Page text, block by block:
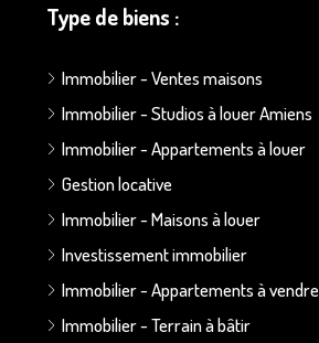
Type de biens :
Immobilier - Ventes maisons
Immobilier - Studios à louer Amiens
Immobilier - Appartements à louer
Gestion locative
Immobilier - Maisons à louer
Investissement immobilier
Immobilier - Appartements à vendre
Immobilier - Terrain à bâtir